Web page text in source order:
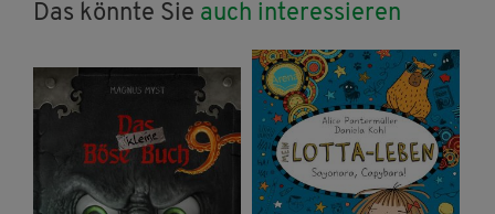
Das könnte Sie auch interessieren